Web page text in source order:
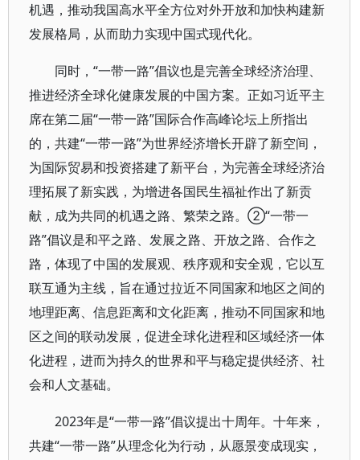
机遇，推动我国高水平全方位对外开放和加快构建新
发展格局，从而助力实现中国式现代化。
同时，“一带一路”倡议也是完善全球经济治理、
推进经济全球化健康发展的中国方案。正如习近平主
席在第二届“一带一路”国际合作高峰论坛上所指出
的，共建“一带一路”为世界经济增长开辟了新空间，
为国际贸易和投资搭建了新平台，为完善全球经济治
理拓展了新实践，为增进各国民生福祉作出了新贡
献，成为共同的机遇之路、繁荣之路。②“一带一
路”倡议是和平之路、发展之路、开放之路、合作之
路，体现了中国的发展观、秩序观和安全观，它以互
联互通为主线，旨在通过拉近不同国家和地区之间的
地理距离、信息距离和文化距离，推动不同国家和地
区之间的联动发展，促进全球化进程和区域经济一体
化进程，进而为持久的世界和平与稳定提供经济、社
会和人文基础。
2023年是“一带一路”倡议提出十周年。十年来，
共建“一带一路”从理念化为行动，从愿景变成现实，